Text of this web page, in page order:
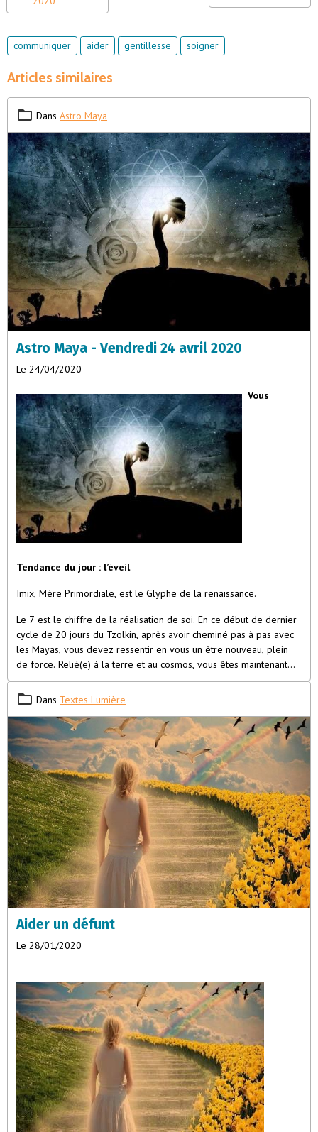
communiquer aider gentillesse soigner
Articles similaires
Dans Astro Maya
Astro Maya - Vendredi 24 avril 2020
Le 24/04/2020
Vous
Tendance du jour : l’éveil
Imix, Mère Primordiale, est le Glyphe de la renaissance.
Le 7 est le chiffre de la réalisation de soi. En ce début de dernier
cycle de 20 jours du Tzolkin, après avoir cheminé pas à pas avec
les Mayas, vous devez ressentir en vous un être nouveau, plein
de force. Relié(e) à la terre et au cosmos, vous êtes maintenant
apte à développer vos capacités et à mettre en valeur vos dons.
Le monde est à votre portée car vous êtes connecté(e) à la
votre vie.
Dans Textes Lumière
Aider un défunt
Le 28/01/2020